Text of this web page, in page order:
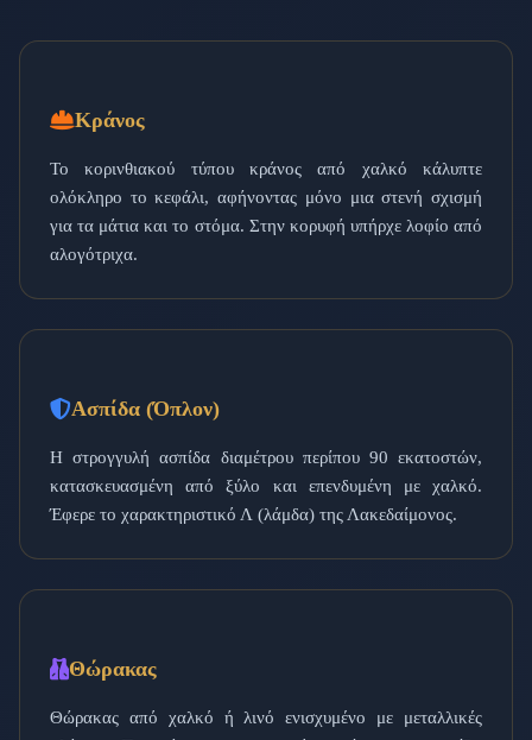
Κράνος
Το κορινθιακού τύπου κράνος από χαλκό κάλυπτε
ολόκληρο το κεφάλι, αφήνοντας μόνο μια στενή σχισμή
για τα μάτια και το στόμα. Στην κορυφή υπήρχε λοφίο από
αλογότριχα.
Ασπίδα (Όπλον)
Η στρογγυλή ασπίδα διαμέτρου περίπου 90 εκατοστών,
κατασκευασμένη από ξύλο και επενδυμένη με χαλκό.
Έφερε το χαρακτηριστικό Λ (λάμδα) της Λακεδαίμονος.
Θώρακας
Θώρακας από χαλκό ή λινό ενισχυμένο με μεταλλικές